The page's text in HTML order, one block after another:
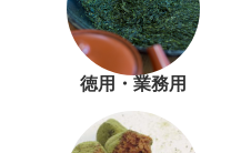
徳用・業務用